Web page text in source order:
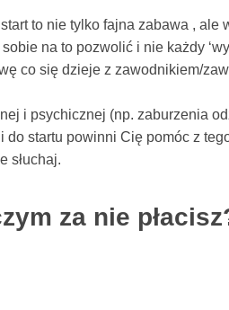
to nie tylko fajna zabawa , ale
na to pozwolić i nie każdy
co się dzieje z zawodnikiem/
i psychicznej (np. zaburzenia
startu powinni Cię pomóc z
słuchaj.
za nie